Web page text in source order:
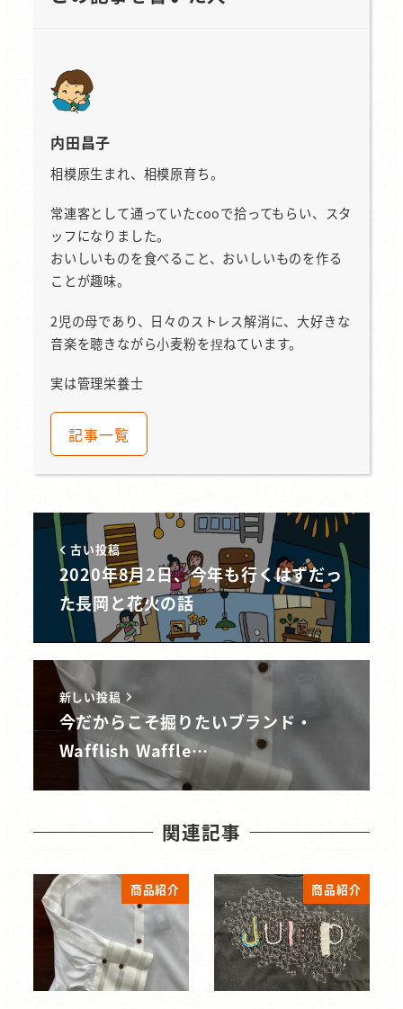
内田昌子
相模原生まれ、相模原育ち。
常連客として通っていたcooで拾ってもらい、スタ
ッフになりました。
おいしいものを食べること、おいしいものを作る
ことが趣味。
2児の母であり、日々のストレス解消に、大好きな
音楽を聴きながら小麦粉を捏ねています。
実は管理栄養士
記事一覧
古い投稿
2020年8月2日、今年も行くはずだっ
た長岡と花火の話
新しい投稿
今だからこそ掘りたいブランド・
Wafflish Waffle…
関連記事
商品紹介 商品紹介